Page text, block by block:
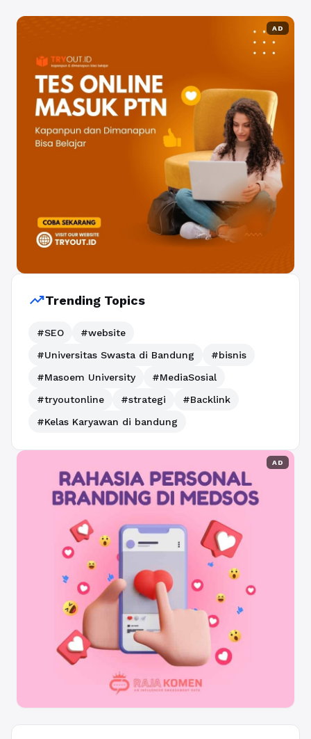
AD
trending_upTrending Topics
#SEO
#website
#Universitas Swasta di Bandung
#bisnis
#Masoem University
#MediaSosial
#tryoutonline
#strategi
#Backlink
#Kelas Karyawan di bandung
AD